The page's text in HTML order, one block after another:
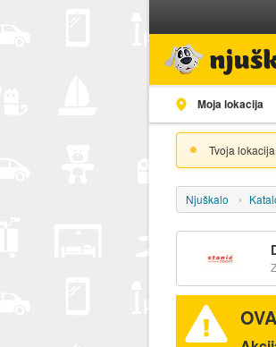
Moja lokacija
Tvoja
Njuškalo